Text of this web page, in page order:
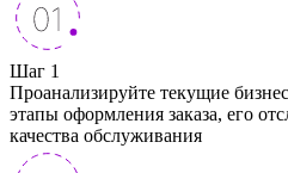
Шаг 1
Проанализируйте текущие
этапы оформления заказа, его
качества обслуживания